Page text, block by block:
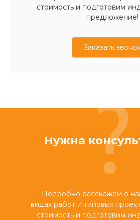
стоимость и подготовим
предложение!
Заказать
Нужна
Подробно расскажем о
видах работ и типовых
стоимость и подготовим